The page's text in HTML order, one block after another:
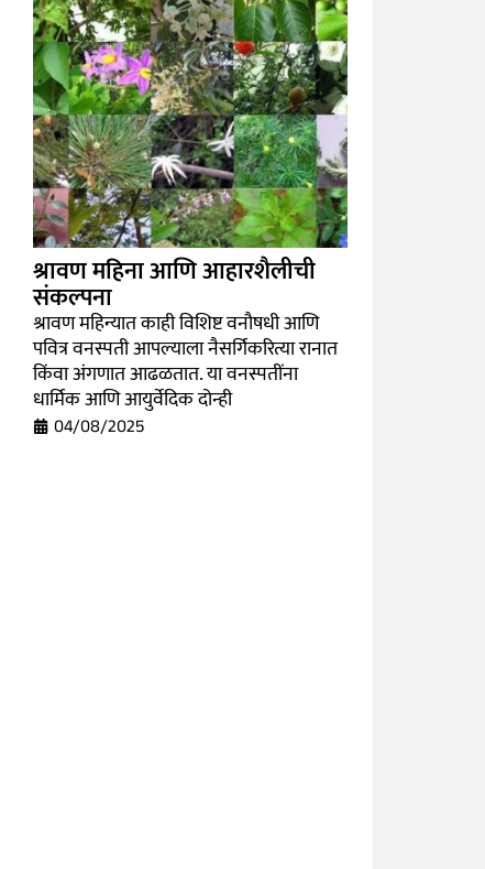
श्रावण महिना आणि आहारशैलीची
संकल्पना
श्रावण महिन्यात काही विशिष्ट वनौषधी आणि
पवित्र वनस्पती आपल्याला नैसर्गिकरित्या रानात
किंवा अंगणात आढळतात. या वनस्पतींना
धार्मिक आणि आयुर्वेदिक दोन्ही
04/08/2025